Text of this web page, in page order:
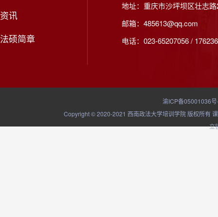
资讯
法硕简章
地址：重庆市沙坪坝区壮志
邮箱：485613@qq.com
电话：023-65207056 /
渝ICP备05001036
Copyright © 2020-2021 西南政法大学培训学院 版权所有
立